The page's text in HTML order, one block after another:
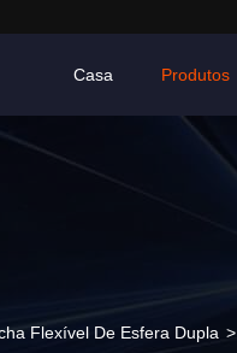
Casa Produtos
Flexível De Esfera Dupla >